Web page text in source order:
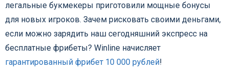
легальные букмекеры приготовили мощные бонусы
для новых игроков. Зачем рисковать своими деньгами,
если можно зарядить наш сегодняшний экспресс на
бесплатные фрибеты? Winline начисляет
гарантированный фрибет 10 000 рублей!